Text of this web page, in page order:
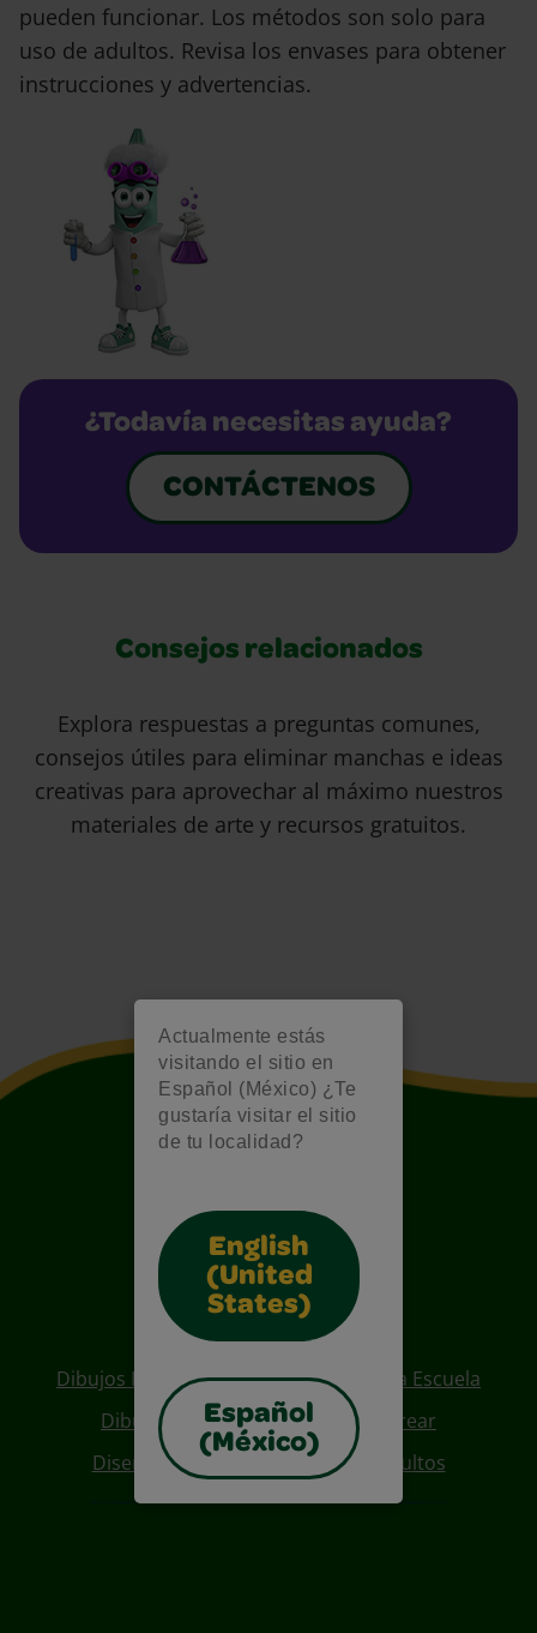
Actualmente estás
visitando el sitio en
Español (México) ¿Te
gustaría visitar el sitio
de tu localidad?
English
(United
States)
Español
(México)
pueden funcionar. Los métodos son solo para
uso de adultos. Revisa los envases para obtener
instrucciones y advertencias.
¿Todavía necesitas ayuda?
CONTÁCTENOS
Consejos relacionados
Explora respuestas a preguntas comunes,
consejos útiles para eliminar manchas e ideas
creativas para aprovechar al máximo nuestros
materiales de arte y recursos gratuitos.
Also of Interest
Dibujos Para Colorear De Regreso A La Escuela
Dibujos De Personajes Para Colorear
Diseños Para Coloreables Para Adultos